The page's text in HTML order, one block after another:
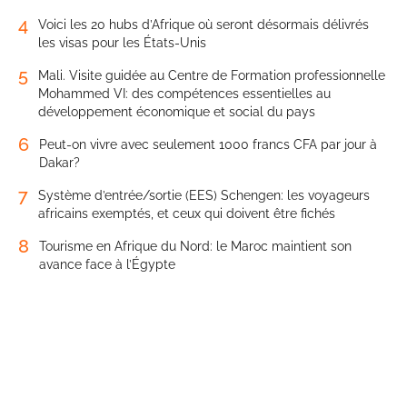
4
Voici les 20 hubs d’Afrique où seront désormais délivrés
les visas pour les États-Unis
5
Mali. Visite guidée au Centre de Formation professionnelle
Mohammed VI: des compétences essentielles au
développement économique et social du pays
6
Peut-on vivre avec seulement 1000 francs CFA par jour à
Dakar?
7
Système d’entrée/sortie (EES) Schengen: les voyageurs
africains exemptés, et ceux qui doivent être fichés
8
Tourisme en Afrique du Nord: le Maroc maintient son
avance face à l’Égypte